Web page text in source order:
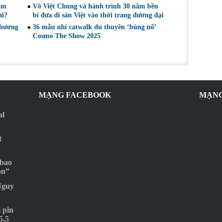
Võ Việt Chung và hành trình 30 năm bền
bỉ đưa di sản Việt vào thời trang đương đại
36 mẫu nhí catwalk du thuyền ‘bùng nổ’
Cosmo The Show 2025
pin
MẠNG FACEBOOK